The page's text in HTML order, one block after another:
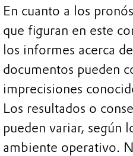
En cuanto a los
que figuran en este
los informes acerca
documentos pueden
imprecisiones
Los resultados o
pueden variar, según
ambiente operativo.